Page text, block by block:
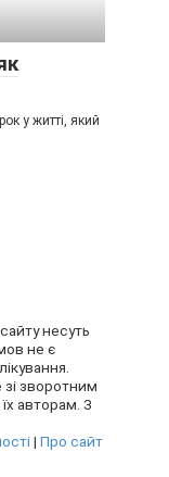
у житті, який
несуть
не є
зворотним
авторам. З
| Про сайт